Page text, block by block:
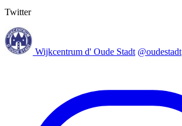
Twitter
Wijkcentrum d' Oude Stadt @oudestadt